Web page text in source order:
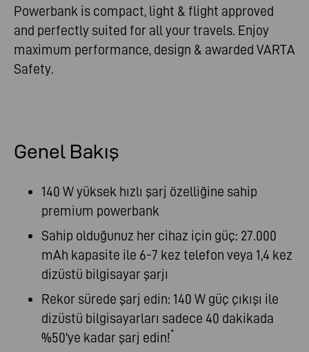
Powerbank is compact, light & flight approved
and perfectly suited for all your travels. Enjoy
maximum performance, design & awarded VARTA
Safety.
Genel Bakış
140 W yüksek hızlı şarj özelliğine sahip
premium powerbank
Sahip olduğunuz her cihaz için güç: 27.000
mAh kapasite ile 6-7 kez telefon veya 1,4 kez
dizüstü bilgisayar şarjı
Rekor sürede şarj edin: 140 W güç çıkışı ile
dizüstü bilgisayarları sadece 40 dakikada
%50'ye kadar şarj edin!*